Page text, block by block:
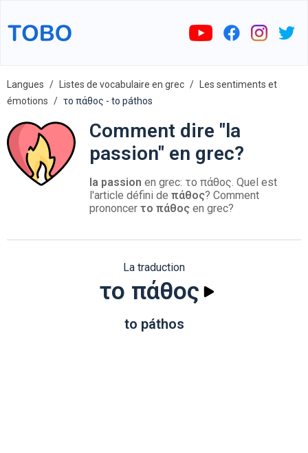
Langues Listes de vocabulaire en grec
Les sentiments et
émotions
το πάθος - to páthos
Comment dire "la
passion" en grec?
la passion en grec: το πάθος. Quel est
l'article défini de πάθος? Comment
prononcer το πάθος en grec?
La traduction
το πάθος
to páthos